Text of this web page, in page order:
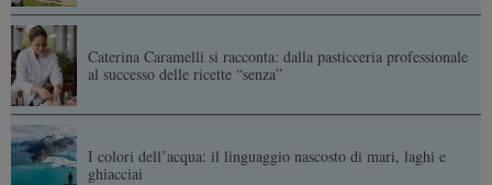
Caterina Caramelli si racconta: dalla pasticceria professionale
al successo delle ricette “senza”
I colori dell’acqua: il linguaggio nascosto di mari, laghi e
ghiacciai